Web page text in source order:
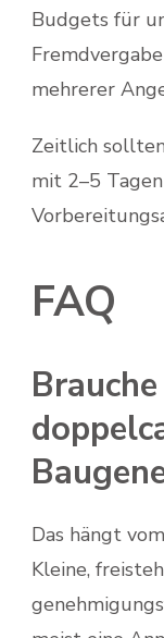
Budgets für
mehrerer
Zeitlich
mit 2–5
FAQ
Das hängt
Kleine,